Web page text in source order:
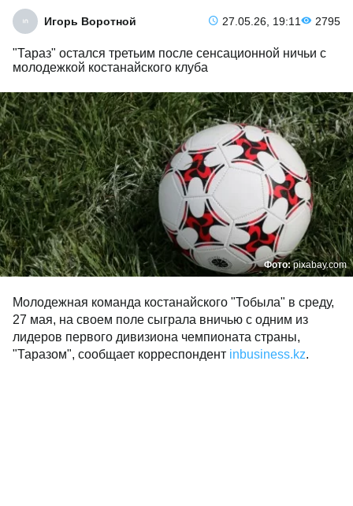
Игорь Воротной 27.05.26, 19:11 2795
"Тараз" остался третьим после сенсационной ничьи с
молодежкой костанайского клуба
Фото:pixabay.com
Молодежная команда костанайского "Тобыла" в среду,
27 мая, на своем поле сыграла вничью с одним из
лидеров первого дивизиона чемпионата страны,
"Таразом", сообщает корреспондент inbusiness.kz.